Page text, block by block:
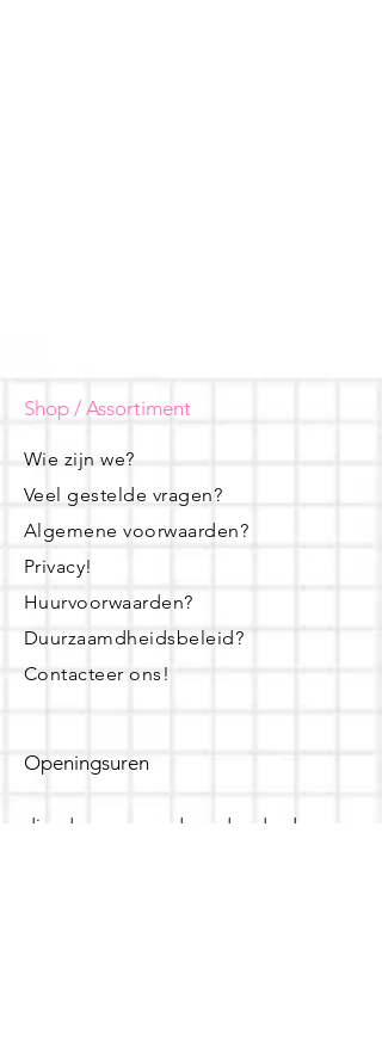
Shop / Assortiment
Wie zijn we?
Veel gestelde vragen?
Algemene voorwaarden?
Privacy!
Huurvoorwaarden?
Duurzaamdheidsbeleid?
Contacteer ons!
Openingsuren
dinsdag - woensdag- donderdag: